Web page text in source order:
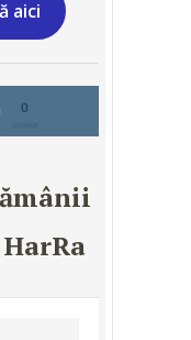
aici